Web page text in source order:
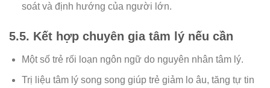
soát và định hướng của người lớn.
5.5. Kết hợp chuyên gia tâm lý nếu cần
Một số trẻ rối loạn ngôn ngữ do nguyên nhân tâm lý.
Trị liệu tâm lý song song giúp trẻ giảm lo âu, tăng tự tin